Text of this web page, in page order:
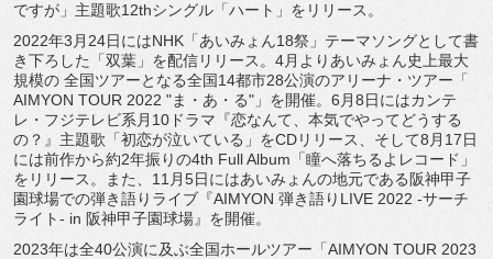
ですが」 主題歌12thシングル「ハート」をリリース。
2022年3月24日にはNHK「あいみょん18祭」 テーマソングとして書
き下ろした「双葉」を配信リリース。 4月よりあいみょん史上最大
規模の 全国ツアーとなる全国14都市28公演のアリーナ・ツアー「
AIMYON TOUR 2022 "ま・あ・る"」を開催。6月8日にはカンテ
レ・ フジテレビ系月10ドラマ『恋なんて、本気でやってどうする
の？ 』主題歌「初恋が泣いている」をCDリリース、 そして8月17日
には前作から約2年振りの4th Full Album「瞳へ落ちるよレコード」
をリリース。また、 11月5日にはあいみょんの地元である阪神甲子
園球場での弾き語りライブ『AIMYON 弾き語りLIVE 2022 -サーチ
ライト- in 阪神甲子園球場』を開催。
2023年は全40公演に及ぶ全国ホールツアー「AIMYON TOUR 2023